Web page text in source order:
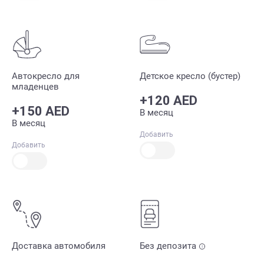
Автокресло для
младенцев
+150 AED
В месяц
Добавить
Детское кресло (бустер)
+120 AED
В месяц
Добавить
Доставка автомобиля Без депозита